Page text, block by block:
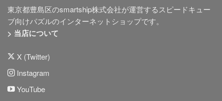
東京都豊島区のsmartship株式会社が運営するスピードキュー
ブ向けパズルのインターネットショップです。
> 当店について
X (Twitter)
Instagram
YouTube